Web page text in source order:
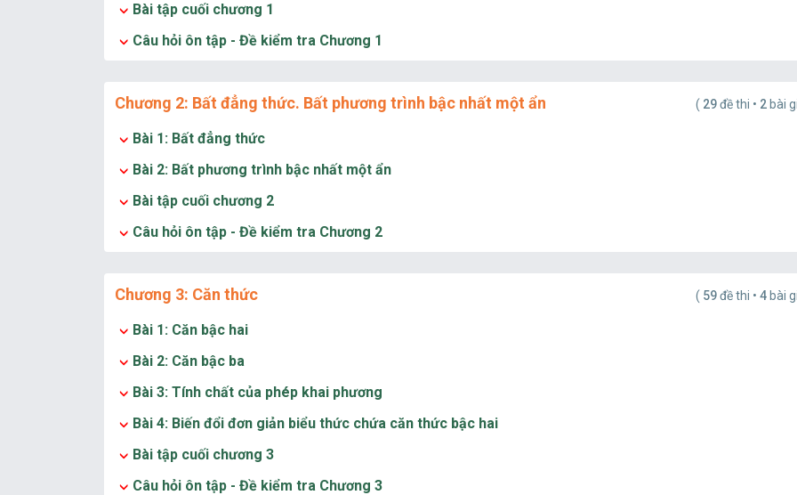
Bài tập cuối chương 1
Câu hỏi ôn tập - Đề kiểm tra Chương 1
Chương 2: Bất đẳng thức. Bất phương trình bậc nhất một ẩn ( 29đề thi • 2 bài
Bài 1: Bất đẳng thức
Bài 2: Bất phương trình bậc nhất một ẩn
Bài tập cuối chương 2
Câu hỏi ôn tập - Đề kiểm tra Chương 2
Chương 3: Căn thức ( 59đề thi • 4 bài
Bài 1: Căn bậc hai
Bài 2: Căn bậc ba
Bài 3: Tính chất của phép khai phương
Bài 4: Biến đổi đơn giản biểu thức chứa căn thức bậc hai
Bài tập cuối chương 3
Câu hỏi ôn tập - Đề kiểm tra Chương 3